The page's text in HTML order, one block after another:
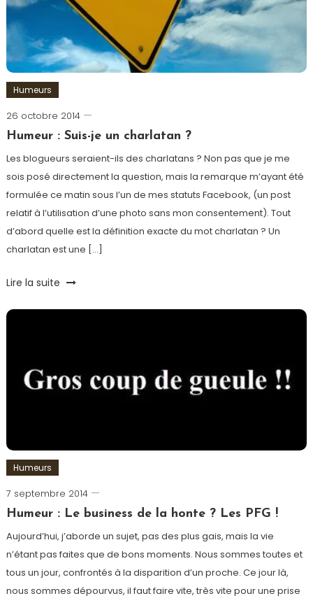
Humeurs
26 octobre 2014
Romain-
Paris
Humeur : Suis-je un charlatan ?
Les blogueurs seraient-ils des charlatans ? Non pas que je me
sois posé directement la question, mais la remarque m’ayant été
formulée ce matin sous l’un de mes statuts Facebook, (un post
relatif à l’utilisation d’une photo sans mon consentement). Tout
d’abord quelle est la définition exacte du mot charlatan ? Un
charlatan est une […]
Tagged
Blog,
Lire la suite
Humeurs
7 septembre 2014
Romain-
Paris
Humeur : Le business de la honte ? Les PFG !
Aujourd’hui, j’aborde un sujet, pas des plus gais, mais la vie
n’étant pas faites que de bons moments. Nous sommes toutes et
tous un jour, confrontés à la disparition d’un proche. Ce jour là,
nous sommes dépourvus, il faut faire vite, très vite pour une prise